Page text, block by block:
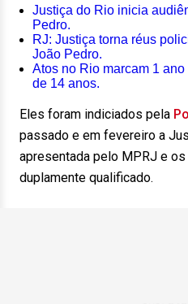
Justiça do Rio inicia
Pedro.
RJ: Justiça torna réus
João Pedro.
Atos no Rio marcam 1
de 14 anos.
Eles foram indiciados pela
passado e em fevereiro a
apresentada pelo MPRJ e
duplamente qualificado.